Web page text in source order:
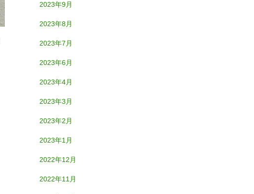
2023年9月
2023年8月
2023年7月
2023年6月
2023年4月
2023年3月
2023年2月
2023年1月
2022年12月
2022年11月